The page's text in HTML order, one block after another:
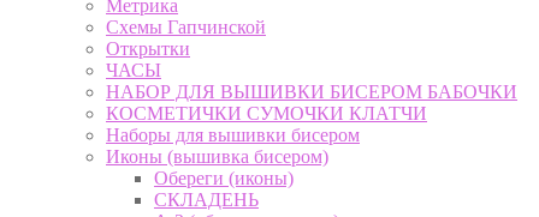
Метрика
Схемы Гапчинской
Открытки
ЧАСЫ
НАБОР ДЛЯ ВЫШИВКИ БИСЕРОМ БАБОЧКИ
КОСМЕТИЧКИ СУМОЧКИ КЛАТЧИ
Наборы для вышивки бисером
Иконы (вышивка бисером)
Обереги (иконы)
СКЛАДЕНЬ